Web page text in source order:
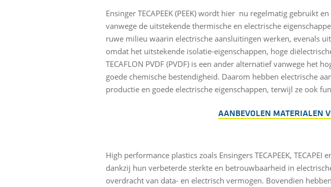
Ensinger TECAPEEK (PEEK) wordt hier nu regelmatig
vanwege de uitstekende thermische en electrische
ruwe milieu waarin electrische aansluitingen werken, evenals
omdat het uitstekende isolatie-eigenschappen, hoge
TECAFLON PVDF (PVDF) is een ander alternatief vanwege het
goede chemische bestendigheid. Daarom hebben electrische
productie en goede electrische eigenschappen, terwijl ze ook
AANBEVOLEN MATERIALEN
High performance plastics zoals Ensingers TECAPEEK,
dankzij hun verbeterde sterkte en betrouwbaarheid in
overdracht van data- en electrisch vermogen. Bovendien